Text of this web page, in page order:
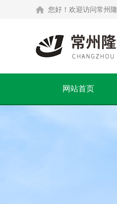
您好！欢迎访问常州
网站首页